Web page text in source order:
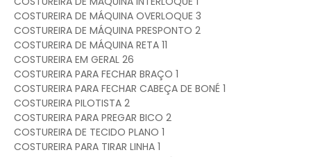
COSTUREIRA DE MÁQUINA OVERLOQUE 3
COSTUREIRA DE MÁQUINA PRESPONTO 2
COSTUREIRA DE MÁQUINA RETA 11
COSTUREIRA EM GERAL 26
COSTUREIRA PARA FECHAR BRAÇO 1
COSTUREIRA PARA FECHAR CABEÇA DE BONÉ 1
COSTUREIRA PILOTISTA 2
COSTUREIRA PARA PREGAR BICO 2
COSTUREIRA DE TECIDO PLANO 1
COSTUREIRA PARA TIRAR LINHA 1